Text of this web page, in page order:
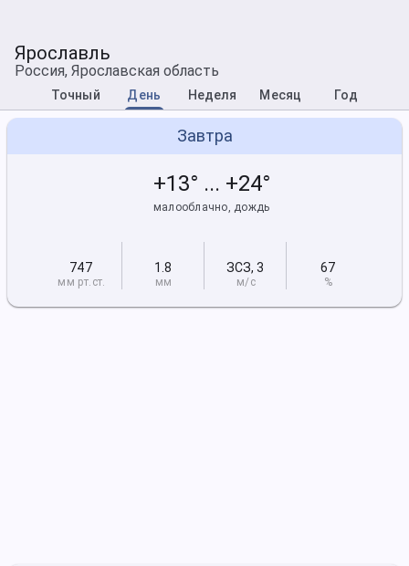
Ярославль
Россия, Ярославская область
Точный День Неделя Месяц Год
Завтра
+13° ... +24°
малооблачно, дождь
747
мм рт.ст.
1.8
мм
ЗСЗ,3
м/с
67
%